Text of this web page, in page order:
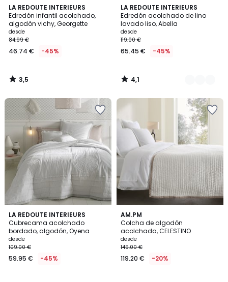
LA REDOUTE INTERIEURS
Edredón infantil acolchado,
algodón vichy, Georgette
desde
84.99 €
46.74 € -45%
3,5
/ 5
3,5
/
LA REDOUTE INTERIEURS
Edredón acolchado de lino
lavado liso, Abella
desde
119.00 €
65.45 € -45%
4,1
/ 5
5
Colores
4,1
/
LA REDOUTE INTERIEURS
Cubrecama acolchado
bordado, algodón, Oyena
desde
109.00 €
59.95 € -45%
4,6
/ 5
AM.PM
Colcha de algodón
acolchada, CELESTINO
desde
149.00 €
119.20 € -20%
1
/
5
2
Colores